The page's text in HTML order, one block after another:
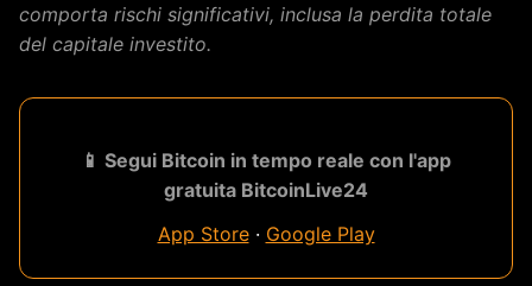
comporta rischi significativi, inclusa la perdita totale
del capitale investito.
📱 Segui Bitcoin in tempo reale con l'app
gratuita BitcoinLive24
App Store· Google Play